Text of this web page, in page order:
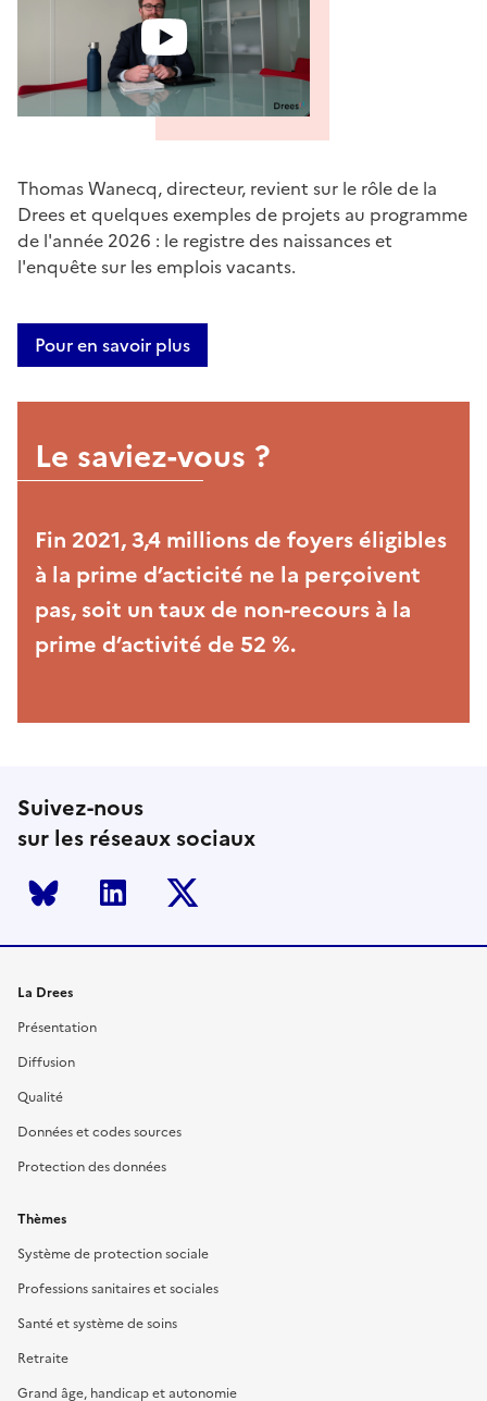
Thomas Wanecq, directeur, revient sur le rôle de la
Drees et quelques exemples de projets au programme
de l'année 2026 : le registre des naissances et
l'enquête sur les emplois vacants.
Pour en savoir plus
Le saviez-vous ?
Fin 2021, 3,4 millions de foyers éligibles
à la prime d’acticité ne la perçoivent
pas, soit un taux de non-recours à la
prime d’activité de 52 %.
Suivez-nous
sur les réseaux sociaux
Bluesky LinkedIn
La Drees
Présentation
Diffusion
Qualité
Données et codes sources
Protection des données
Thèmes
Système de protection sociale
Professions sanitaires et sociales
Santé et système de soins
Retraite
Grand âge, handicap et autonomie